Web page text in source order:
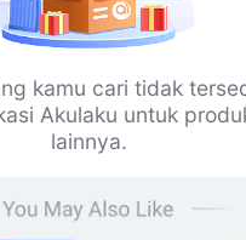
kamu cari tidak
Akulaku untuk
lainnya.